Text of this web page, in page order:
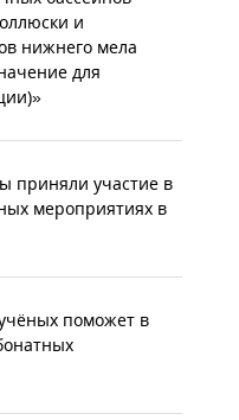
и
нижнего мела
для
приняли участие в
мероприятиях в
поможет в